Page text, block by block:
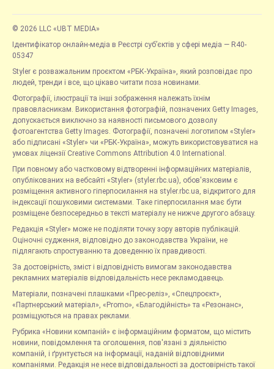
© 2026 LLC «UBT MEDIA»
Ідентифікатор онлайн-медіа в Реєстрі суб’єктів у сфері медіа — R40-
05347
Styler є розважальним проєктом «РБК-Україна», який розповідає про
людей, тренди і все, що цікаво читати поза новинами.
Фотографії, ілюстрації та інші зображення належать їхнім
правовласникам. Використання фотографій, позначених Getty Images,
допускається виключно за наявності письмового дозволу
фотоагентства Getty Images. Фотографії, позначені логотипом «Styler»
або підписані «Styler» чи «РБК-Україна», можуть використовуватися на
умовах ліцензії Creative Commons Attribution 4.0 International.
При повному або частковому відтворенні інформаційних матеріалів,
опублікованих на вебсайті «Styler» (styler.rbc.ua), обов'язковим є
розміщення активного гіперпосилання на styler.rbc.ua, відкритого для
індексації пошуковими системами. Таке гіперпосилання має бути
розміщене безпосередньо в тексті матеріалу не нижче другого абзацу.
Редакція «Styler» може не поділяти точку зору авторів публікацій.
Оціночні судження, відповідно до законодавства України, не
підлягають спростуванню та доведенню їх правдивості.
За достовірність, зміст і відповідність вимогам законодавства
рекламних матеріалів відповідальність несе рекламодавець.
Матеріали, позначені плашками «Прес-реліз», «Спецпроєкт»,
«Партнерський матеріал», «Promo», «Благодійність» та «Резонанс»,
розміщуються на правах реклами.
Рубрика «Новини компаній» є інформаційним форматом, що містить
новини, повідомлення та оголошення, пов'язані з діяльністю
компаній, і ґрунтується на інформації, наданій відповідними
компаніями. Редакція не несе відповідальності за достовірність такої